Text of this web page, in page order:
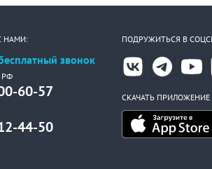
НАМИ:
звонок
РФ
60-57
44-50
ПОДРУЖИТЬСЯ В
СКАЧАТЬ ПРИЛОЖЕНИЕ